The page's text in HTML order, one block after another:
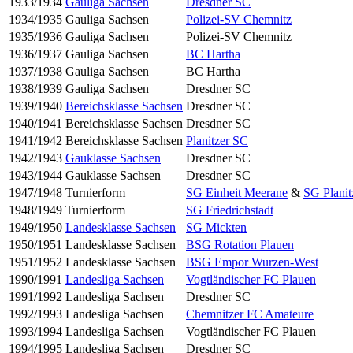
1934/1935 Gauliga Sachsen
Polizei-SV Chemnitz
1935/1936 Gauliga Sachsen
Polizei-SV Chemnitz
1936/1937 Gauliga Sachsen
BC Hartha
1937/1938 Gauliga Sachsen
BC Hartha
1938/1939 Gauliga Sachsen
Dresdner SC
1939/1940 Bereichsklasse Sachsen Dresdner SC
1940/1941 Bereichsklasse Sachsen Dresdner SC
1941/1942 Bereichsklasse Sachsen Planitzer SC
1942/1943 Gauklasse Sachsen
Dresdner SC
1943/1944 Gauklasse Sachsen
Dresdner SC
1947/1948 Turnierform SG Einheit Meerane & SG
1948/1949 Turnierform
SG Friedrichstadt
1949/1950 Landesklasse Sachsen
SG Mickten
1950/1951 Landesklasse Sachsen
BSG Rotation Plauen
1951/1952 Landesklasse Sachsen
BSG Empor Wurzen-West
1990/1991 Landesliga Sachsen
Vogtländischer FC Plauen
1991/1992 Landesliga Sachsen
Dresdner SC
1992/1993 Landesliga Sachsen
Chemnitzer FC Amateure
1993/1994 Landesliga Sachsen
Vogtländischer FC Plauen
1994/1995 Landesliga Sachsen Dresdner SC